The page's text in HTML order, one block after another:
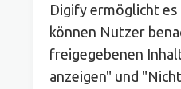
Digify ermöglicht
können Nutzer
freigegebenen
anzeigen" und